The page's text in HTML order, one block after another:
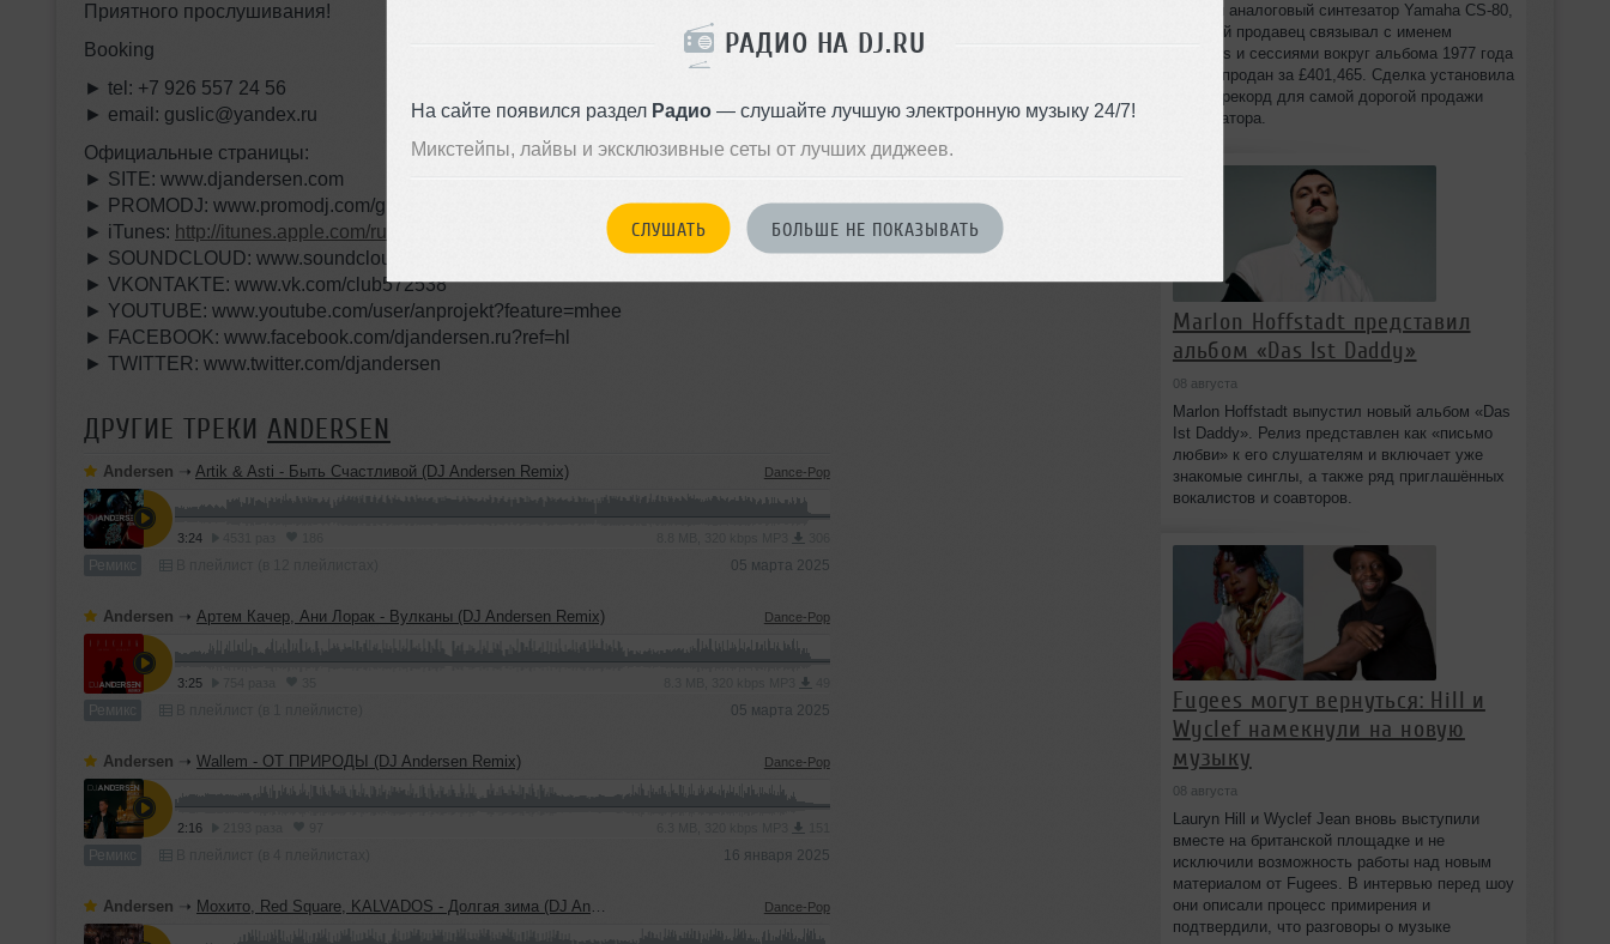
РАДИО НА DJ.RU
На сайте появился раздел Радио— слушайте лучшую электронную музыку 24/7!
Микстейпы, лайвы и эксклюзивные сеты от лучших диджеев.
СЛУШАТЬ БОЛЬШЕ НЕ ПОКАЗЫВАТЬ
Приятного прослушивания!
Booking
► tel: +7 926 557 24 56
► email: guslic@yandex.ru
Официальные страницы:
► SITE: www.djandersen.com
► PROMODJ: www.promodj.com/guslic
► iTunes: http://itunes.apple.com/ru/podcast/dj-andersen-rhythm-feelings/id501171394
► SOUNDCLOUD: www.soundcloud.com/rhythm_of_feelings
► VKONTAKTE: www.vk.com/club572538
► YOUTUBE: www.youtube.com/user/anprojekt?feature=mhee
► FACEBOOK: www.facebook.com/djandersen.ru?ref=hl
► TWITTER: www.twitter.com/djandersen
ДРУГИЕ ТРЕКИ ANDERSEN
Andersen ➝ Artik & Asti - Быть Счастливой (DJ Andersen Remix) Dance-Pop
3:24
Ремикс 05 марта 2025
Andersen ➝ Артем Качер, Ани Лорак - Вулканы (DJ Andersen Remix) Dance-Pop
3:25
Ремикс 05 марта 2025
Andersen ➝ Wallem - ОТ ПРИРОДЫ (DJ Andersen Remix) Dance-Pop
2:16
Ремикс 16 января 2025
Andersen ➝ Мохито, Red Square, KALVADOS - Долгая зима (DJ Andersen Remix) Dance-Pop
Редкий аналоговый синтезатор Yamaha CS-80,
который продавец связывал с именем
Vangelis и сессиями вокруг альбома 1977 года
Spiral, продан за £401,465. Сделка установила
новый рекорд для самой дорогой продажи
синтезатора.
Marlon Hoffstadt представил
альбом «Das Ist Daddy»
08 августа
Marlon Hoffstadt выпустил новый альбом «Das
Ist Daddy». Релиз представлен как «письмо
любви» к его слушателям и включает уже
знакомые синглы, а также ряд приглашённых
вокалистов и соавторов.
Fugees могут вернуться: Hill и
Wyclef намекнули на новую
музыку
08 августа
Lauryn Hill и Wyclef Jean вновь выступили
вместе на британской площадке и не
исключили возможность работы над новым
материалом от Fugees. В интервью перед шоу
они описали процесс примирения и
подтвердили, что разговоры о музыке